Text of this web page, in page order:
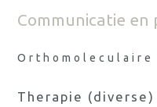
Communicatie
Orthomoleculaire
Therapie (diverse)